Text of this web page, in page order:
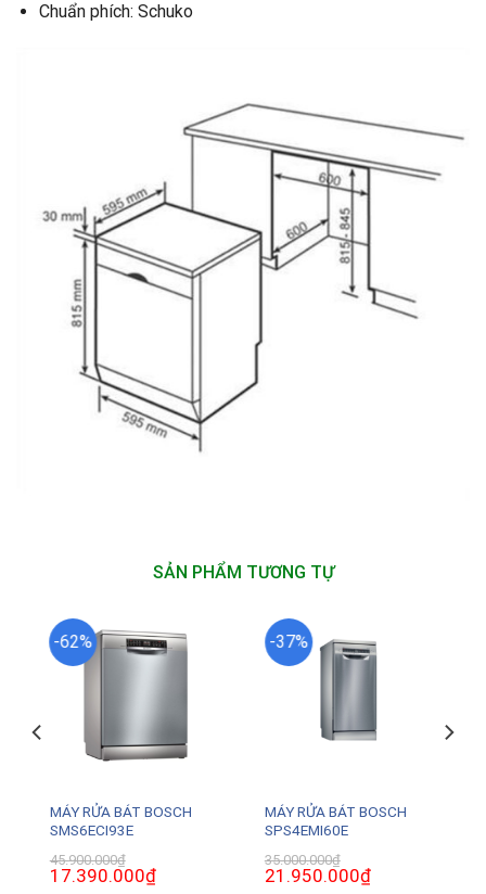
Chuẩn phích: Schuko
SẢN PHẨM TƯƠNG TỰ
-62%
MÁY RỬA BÁT BOSCH
SMS6ECI93E
45.900.000₫
Giá
gốc
17.390.000₫Giá
hiện
-37%
MÁY RỬA BÁT BOSCH
SPS4EMI60E
35.000.000₫
Giá
gốc
21.950.000₫Giá
hiện